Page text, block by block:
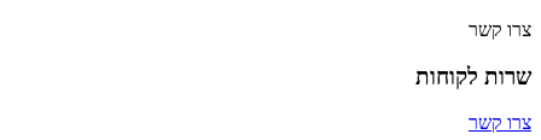
צרו קשר
שרות לקוחות
צרו קשר